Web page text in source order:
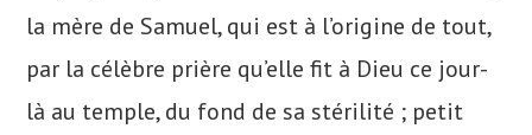
la mère de Samuel, qui est à l’origine de tout,
par la célèbre prière qu’elle fit à Dieu ce jour-
là au temple, du fond de sa stérilité ; petit